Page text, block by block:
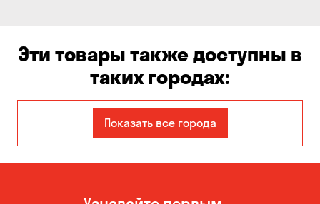
Эти товары также доступны в
таких городах:
Авангард
Бабурка Балабино
Показать все города